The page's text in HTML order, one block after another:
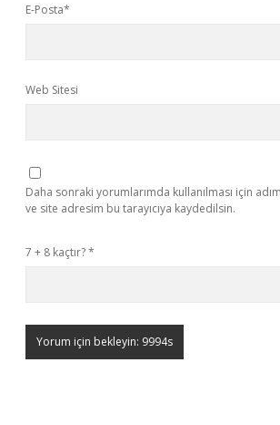
E-Posta*
Web Sitesi
Daha sonraki yorumlarımda kullanılması için
ve site adresim bu tarayıcıya kaydedilsin.
7 + 8 kaçtır?*